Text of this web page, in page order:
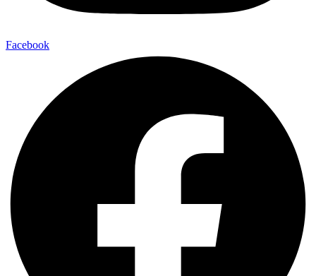
Facebook